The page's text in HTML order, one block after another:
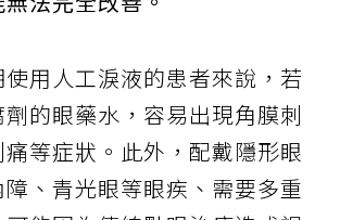
用人工淚液的患者來說，若
的眼藥水，容易出現角膜刺
等症狀。此外，配戴隱形眼
、青光眼等眼疾、需要多重